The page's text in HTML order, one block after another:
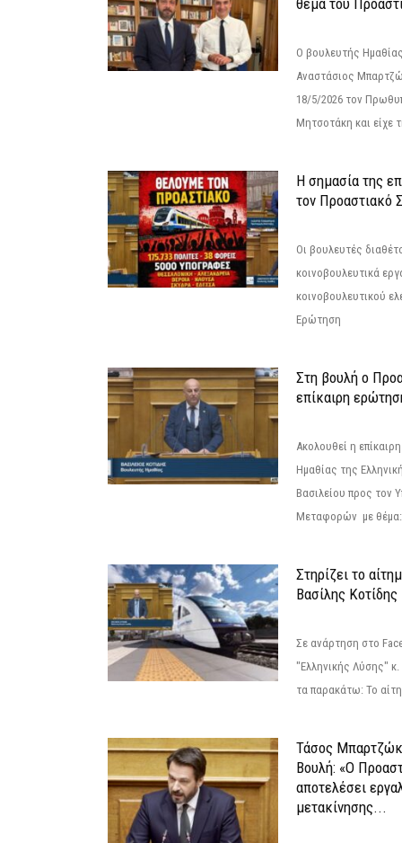
Ο βουλευτής
Αναστάσιος
18/5/2026 τον
Μητσοτάκη και είχε
Η σημασία της
τον Προαστιακό
Οι βουλευτές
κοινοβουλευτικά
κοινοβουλευτικού
Ερώτηση
Στη βουλή ο
επίκαιρη
Ακολουθεί η
Ημαθίας της
Βασιλείου προς τον
Μεταφορών με θέμα:
Στηρίζει το
Βασίλης Κοτίδης
Σε ανάρτηση στο
"Ελληνικής Λύσης"
τα παρακάτω: Το
Τάσος
Βουλή: «Ο
αποτελέσει
μετακίνησης...